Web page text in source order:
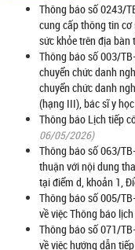
Thông báo số 0243/
cung cấp thông tin cơ
sức khỏe trên địa bàn
Thông báo số 003/
chuyển chức danh
chuyển chức danh
(hạng III), bác sĩ y
Thông báo Lịch tiếp
06/05/2026)
Thông báo số 063/
thuận với nội dung
tại điểm d, khoản 1,
Thông báo số 005/
về việc Thông báo
Thông báo số 071/
về việc hướng dẫn